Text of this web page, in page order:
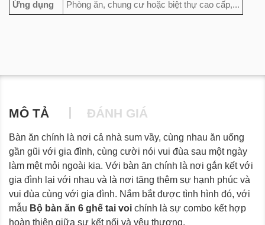
Ứng dụng
Phòng ăn, chung cư hoặc biệt thự cao cấp,...
MÔ TẢ ĐÁNH GIÁ
Bàn ăn chính là nơi cả nhà sum vầy, cùng nhau ăn uống
gần gũi với gia đình, cùng cười nói vui đùa sau một ngày
làm mệt mỏi ngoài kia. Với bàn ăn chính là nơi gắn kết với
gia đình lại với nhau và là nơi tăng thêm sự hạnh phúc và
vui đùa cùng với gia đình. Nắm bắt được tình hình đó, với
mẫu Bộ bàn ăn 6 ghế tai voi chính là sự combo kết hợp
hoàn thiện giữa sự kết nối và yêu thương.